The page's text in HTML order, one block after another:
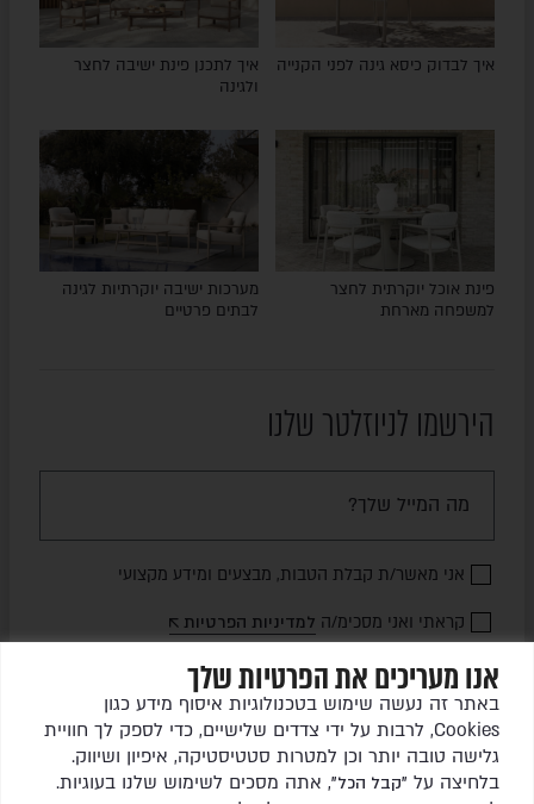
אנו מעריכים את הפרטיות שלך
באתר זה נעשה שימוש בטכנולוגיות איסוף מידע כגון
Cookies, לרבות על ידי צדדים שלישיים, כדי לספק לך חוויית
גלישה טובה יותר וכן למטרות סטטיסטיקה, איפיון ושיווק.
בלחיצה על "קבל הכל", אתה מסכים לשימוש שלנו בעוגיות.
איך לבדוק כיסא גינה לפני הקנייה
איך לתכנן פינת ישיבה לחצר
ולגינה
פינת אוכל יוקרתית לחצר
למשפחה מארחת
מערכות ישיבה יוקרתיות לגינה
לבתים פרטיים
הירשמו לניוזלטר שלנו
אני מאשר/ת קבלת הטבות, מבצעים ומידע מקצועי
קראתי ואני מסכימ/ה למדיניות הפרטיות
שלחו לי עדכונים